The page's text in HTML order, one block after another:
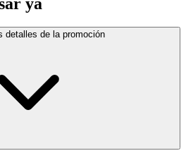
detalles de la promoción